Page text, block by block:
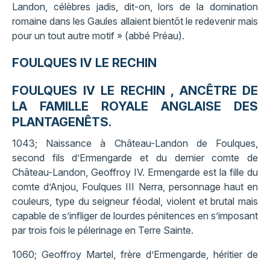
Landon, célèbres jadis, dit-on, lors de la domination
romaine dans les Gaules allaient bientôt le redevenir mais
pour un tout autre motif » (abbé Préau).
FOULQUES IV LE RECHIN
FOULQUES IV LE RECHIN , ANCÊTRE DE
LA FAMILLE ROYALE ANGLAISE DES
PLANTAGENÊTS.
1043; Naissance à Château-Landon de Foulques,
second fils d’Ermengarde et du dernier comte de
Château-Landon, Geoffroy IV. Ermengarde est la fille du
comte d’Anjou, Foulques III Nerra, personnage haut en
couleurs, type du seigneur féodal, violent et brutal mais
capable de s’infliger de lourdes pénitences en s’imposant
par trois fois le pélerinage en Terre Sainte.
1060; Geoffroy Martel, frère d’Ermengarde, héritier de